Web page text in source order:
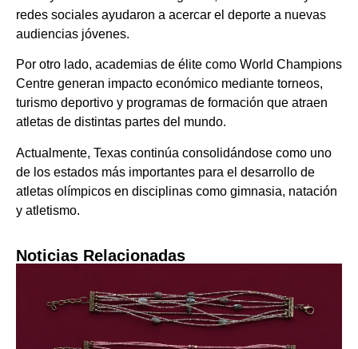
redes sociales ayudaron a acercar el deporte a nuevas
audiencias jóvenes.
Por otro lado, academias de élite como World Champions
Centre generan impacto económico mediante torneos,
turismo deportivo y programas de formación que atraen
atletas de distintas partes del mundo.
Actualmente, Texas continúa consolidándose como uno
de los estados más importantes para el desarrollo de
atletas olímpicos en disciplinas como gimnasia, natación
y atletismo.
Noticias Relacionadas